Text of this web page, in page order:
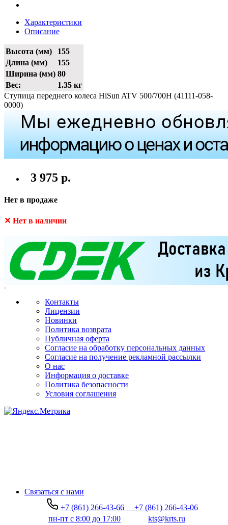
Характеристики
Описание
Высота (мм)
155
Длина (мм)
155
Ширина (мм) 80
Вес:
1.35 кг
Ступица переднего колеса HiSun ATV 500/700H (41111-058-
0000)
3 975 р.
Нет в продаже
✕ Нет в наличии
Контакты
Лицензии
Новинки
Политика возврата
Публичная оферта
Согласие на обработку персональных данных
Согласие на получение рекламной рассылки
О нас
Информация о доставке
Политика безопасности
Условия соглашения
Связаться с нами
+7 (861) 266-43-66
+7 (861) 266-43-06
пн-пт с 8:00 до 17:00
kts@krts.ru